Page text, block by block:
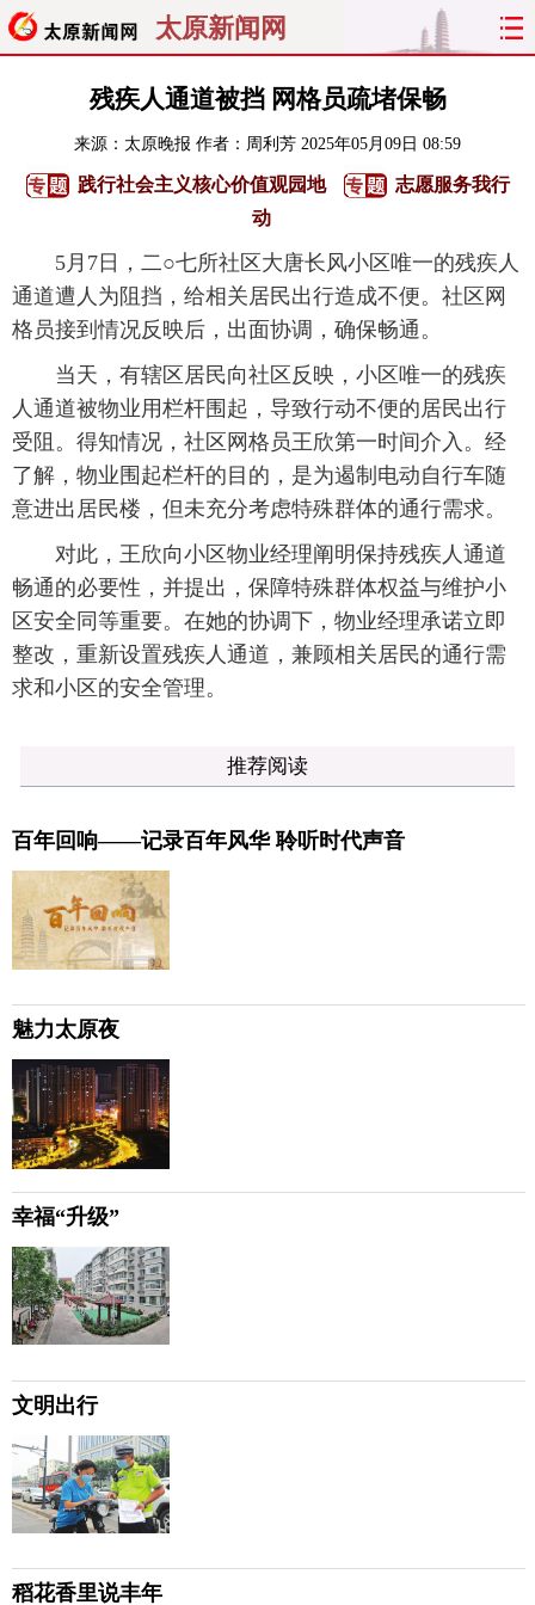
太原新闻网
聚焦 太原
经济 关注 文明 出行
旅游 理财 政务 教育
看天下 晋月读 最太原
太原晚报 热评 社区
残疾人通道被挡 网格员疏堵保畅
来源： 太原晚报 作者：周利芳 2025年05月09日 08:59
践行社会主义核心价值观园地
志愿服务我行
动
5月7日，二○七所社区大唐长风小区唯一的残疾人
通道遭人为阻挡，给相关居民出行造成不便。社区网
格员接到情况反映后，出面协调，确保畅通。
当天，有辖区居民向社区反映，小区唯一的残疾
人通道被物业用栏杆围起，导致行动不便的居民出行
受阻。得知情况，社区网格员王欣第一时间介入。经
了解，物业围起栏杆的目的，是为遏制电动自行车随
意进出居民楼，但未充分考虑特殊群体的通行需求。
对此，王欣向小区物业经理阐明保持残疾人通道
畅通的必要性，并提出，保障特殊群体权益与维护小
区安全同等重要。在她的协调下，物业经理承诺立即
整改，重新设置残疾人通道，兼顾相关居民的通行需
求和小区的安全管理。
推荐阅读
百年回响——记录百年风华 聆听时代声音
魅力太原夜
幸福“升级”
文明出行
稻花香里说丰年